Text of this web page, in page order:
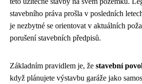
stavebního práva prošla v posledních
je nezbytné se orientovat v aktuálních
porušení stavebních předpisů.
Základním pravidlem je, že stavební
když plánujete výstavbu garáže jako